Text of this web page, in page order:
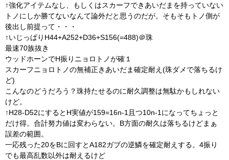
↑強化アイテムなし、もしくはスカーフできあいだまを持っていない
トノにしか勝てないなんて論外だと思うのだが。そもそもトノ側が
後出し前提って・・・
↑いじっぱりH44+A252+D36+S156(=488)＠珠
最速70族抜き
ウッドホーンでH振りニョロトノが確１
スカーフニョロトノの無補正きあいだま確定耐え(珠ダメで落ちるけ
ど)
こんなのどうだろう？珠持たせるのに耐久調整は無駄かもしれない
けど。
↑H28-D52にするとH実値が159=16n-1且つ10n-1になってちょっと
だけ得。合計努力値は変わらない。B方面の耐久は落ちるけどまぁ
誤差の範囲。
一応残った20をBに回すとA182ガブの逆鱗を確定耐えする。4振り
でも最高乱数以外は耐えるけど